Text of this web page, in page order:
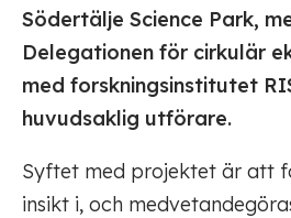
Södertälje Science Park,
Delegationen för cirkulär
med forskningsinstitutet
huvudsaklig utförare.
Syftet med projektet är att
insikt i, och